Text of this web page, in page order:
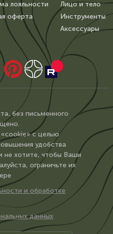
лояльности
оферта
Лицо и тело
Инструменты
Аксессуары
без письменного
с целью
удобства
не хотите, чтобы Ваши
ограничьте их
и обработке
данных